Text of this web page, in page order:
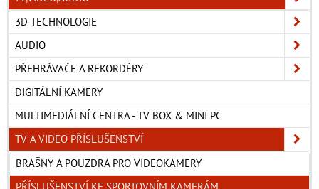
3D TECHNOLOGIE
AUDIO
PŘEHRÁVAČE A REKORDÉRY
DIGITÁLNÍ KAMERY
MULTIMEDIÁLNÍ CENTRA - TV BOX & MINI PC
TV A VIDEO PŘÍSLUŠENSTVÍ
BRAŠNY A POUZDRA PRO VIDEOKAMERY
PŘÍSLUŠENSTVÍ KE SPORTOVNÍM KAMERÁM